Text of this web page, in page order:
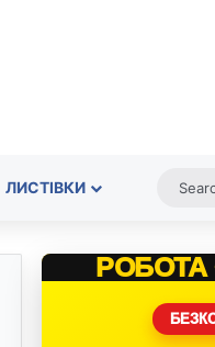
ЛИСТІВКИ
РОБОТА